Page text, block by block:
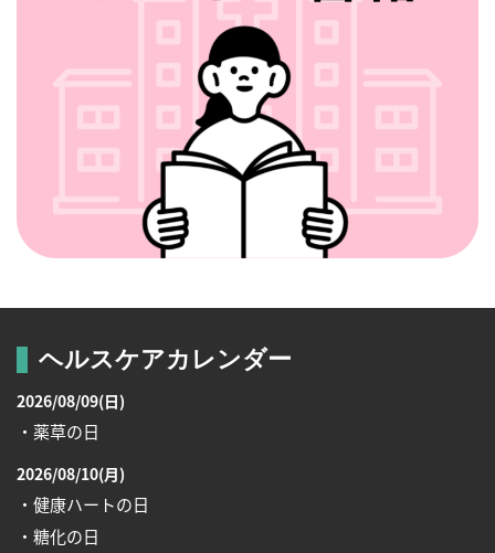
ヘルスケアカレンダー
2026/08/09(日)
・薬草の日
2026/08/10(月)
・健康ハートの日
・糖化の日